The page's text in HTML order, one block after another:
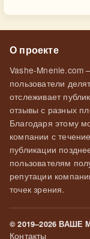
О проекте
Vashe-Mnenie.com
пользователи
отслеживает
отзывы с разных
Благодаря этому
компании с
публикации
пользователям
репутации
точек зрения.
© 2019–2026 ВАШЕ
Контакты